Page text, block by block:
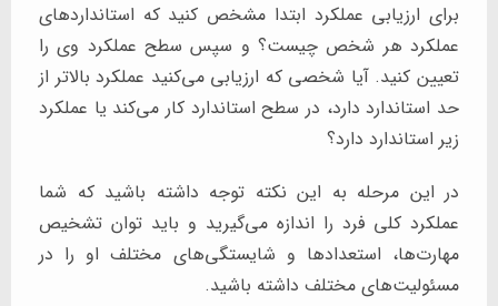
برای ارزیابی عملکرد ابتدا مشخص کنید که استانداردهای
عملکرد هر شخص چیست؟ و سپس سطح عملکرد وی را
تعیین کنید. آیا شخصی که ارزیابی می‌کنید عملکرد بالاتر از
حد استاندارد دارد، در سطح استاندارد کار می‌کند یا عملکرد
زیر استاندارد دارد؟
در این مرحله به این نکته توجه داشته باشید که شما
عملکرد کلی فرد را اندازه می‌گیرید و باید توان تشخیص
مهارت‌ها، استعدادها و شایستگی‌های مختلف او را در
مسئولیت‌های مختلف داشته باشید.